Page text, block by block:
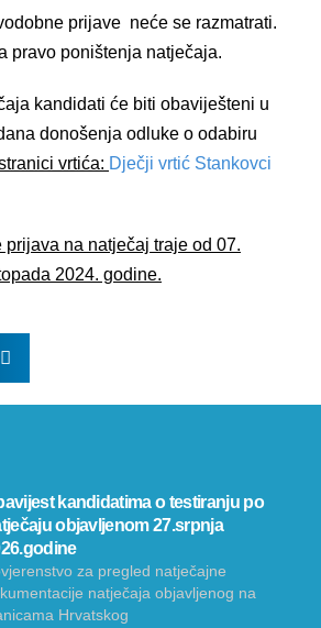
prijave neće se razmatrati.
pravo poništenja natječaja.
kandidati će biti obaviješteni u
donošenja odluke o odabiru
vrtića: Dječji vrtić Stankovci
prijava na natječaj traje od 07.
2024. godine.
kandidatima o testiranju po
objavljenom 27.srpnja
za pregled natječajne
natječaja objavljenog na
Hrvatskog